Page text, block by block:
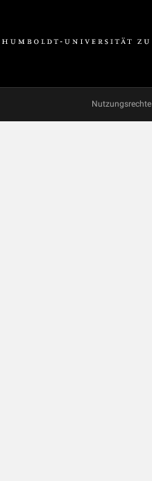
Nutzungsrechte